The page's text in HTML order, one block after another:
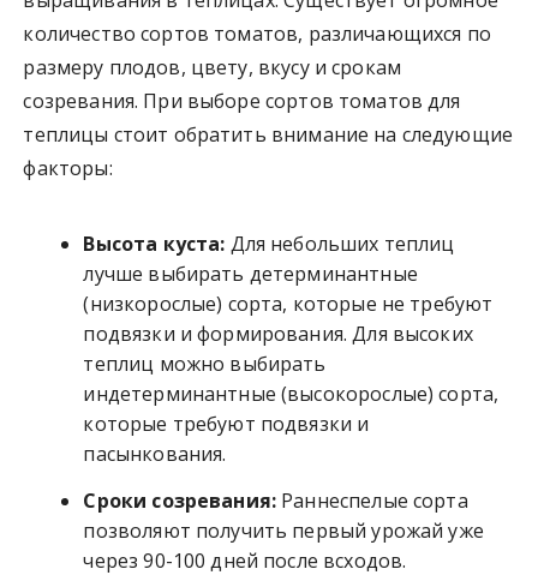
количество сортов томатов, различающихся по
размеру плодов, цвету, вкусу и срокам
созревания. При выборе сортов томатов для
теплицы стоит обратить внимание на следующие
факторы:
Высота куста: Для небольших теплиц
лучше выбирать детерминантные
(низкорослые) сорта, которые не требуют
подвязки и формирования. Для высоких
теплиц можно выбирать
индетерминантные (высокорослые) сорта,
которые требуют подвязки и
пасынкования.
Сроки созревания: Раннеспелые сорта
позволяют получить первый урожай уже
через 90-100 дней после всходов.